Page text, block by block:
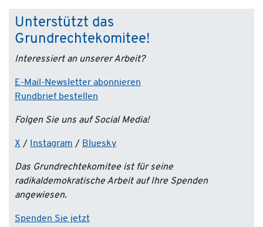
Unterstützt das
Grundrechtekomitee!
Interessiert an unserer Arbeit?
E-Mail-Newsletter abonnieren
Rundbrief bestellen
Folgen Sie uns auf Social Media!
X / Instagram / Bluesky
Das Grundrechtekomitee ist für seine
radikaldemokratische Arbeit auf Ihre Spenden
angewiesen.
Spenden Sie jetzt